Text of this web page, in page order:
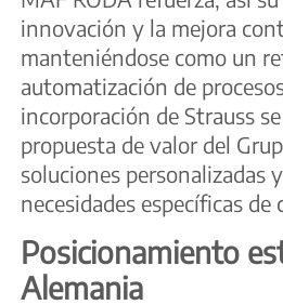
innovación y la mejora
manteniéndose como un
automatización de
incorporación de Strauss
propuesta de valor del
soluciones personalizadas
necesidades específicas de
Posicionamiento
Alemania